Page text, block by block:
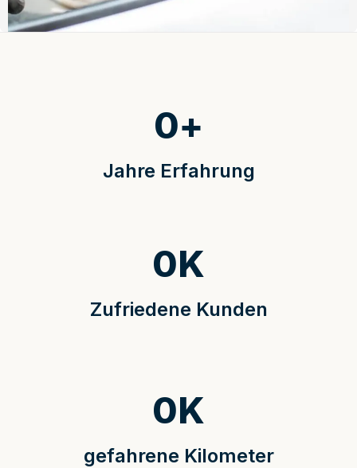
Jahre Erfahrung
0+
Zufriedene Kunden
0K
gefahrene Kilometer
0K